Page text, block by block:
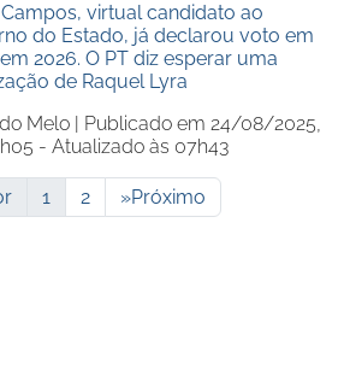
virtual candidato ao
do Estado, já declarou voto em
2026. O PT diz esperar uma
de Raquel Lyra
Melo | Publicado em 24/08/2025,
- Atualizado às 07h43
1 2 »Próximo